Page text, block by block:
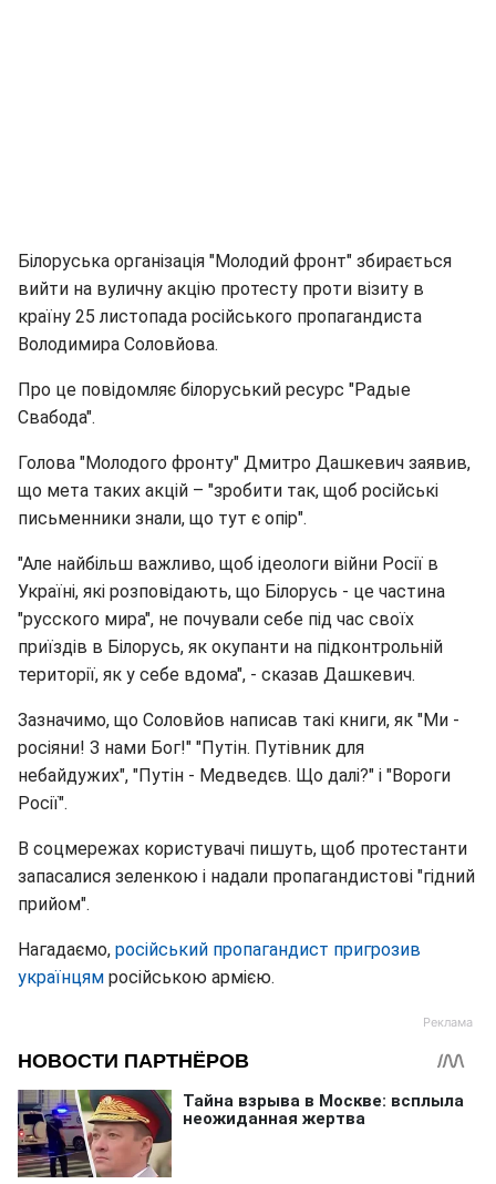
Білоруська організація "Молодий фронт" збирається
вийти на вуличну акцію протесту проти візиту в
країну 25 листопада російського пропагандиста
Володимира Соловйова.
Про це повідомляє білоруський ресурс "Радые
Свабода".
Голова "Молодого фронту" Дмитро Дашкевич заявив,
що мета таких акцій – "зробити так, щоб російські
письменники знали, що тут є опір".
"Але найбільш важливо, щоб ідеологи війни Росії в
Україні, які розповідають, що Білорусь - це частина
"русского мира", не почували себе під час своїх
приїздів в Білорусь, як окупанти на підконтрольній
території, як у себе вдома", - сказав Дашкевич.
Зазначимо, що Соловйов написав такі книги, як "Ми -
росіяни! З нами Бог!" "Путін. Путівник для
небайдужих", "Путін - Медведєв. Що далі?" і "Вороги
Росії".
В соцмережах користувачі пишуть, щоб протестанти
запасалися зеленкою і надали пропагандистові "гідний
прийом".
Нагадаємо, російський пропагандист пригрозив
українцям російською армією.